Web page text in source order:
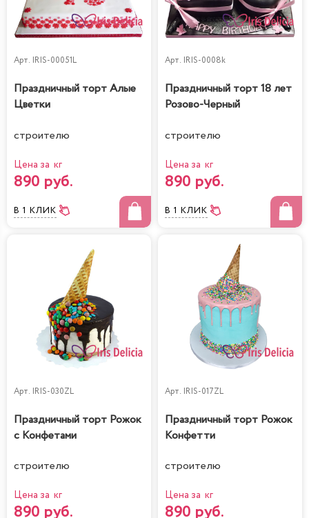
Арт. IRIS-00051L
Праздничный торт Алые
Цветки
строителю
Цена за кг
890 руб.
В 1 КЛИК
Арт. IRIS-0008k
Праздничный торт 18 лет
Розово-Черный
строителю
Цена за кг
890 руб.
В 1 КЛИК
Арт. IRIS-030ZL
Праздничный торт Рожок
с Конфетами
строителю
Цена за кг
890 руб.
Арт. IRIS-017ZL
Праздничный торт Рожок
Конфетти
строителю
Цена за кг
890 руб.